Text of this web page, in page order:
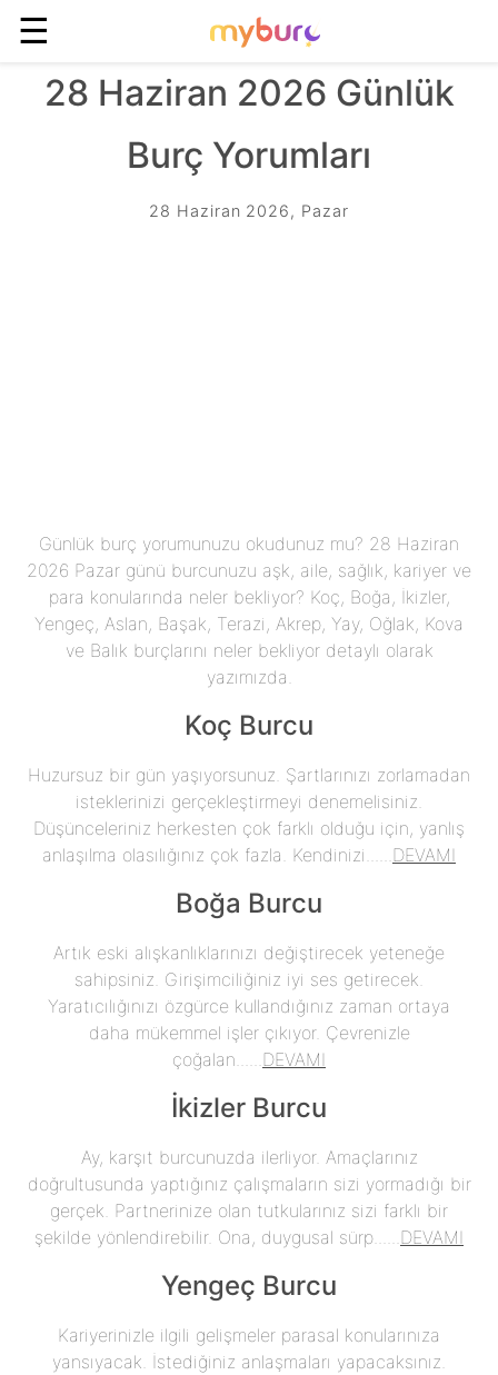
☰
28 Haziran 2026 Günlük
Burç Yorumları
28 Haziran 2026, Pazar
Günlük burç yorumunuzu okudunuz mu? 28 Haziran
2026 Pazar günü burcunuzu aşk, aile, sağlık, kariyer ve
para konularında neler bekliyor? Koç, Boğa, İkizler,
Yengeç, Aslan, Başak, Terazi, Akrep, Yay, Oğlak, Kova
ve Balık burçlarını neler bekliyor detaylı olarak
yazımızda.
Koç Burcu
Huzursuz bir gün yaşıyorsunuz. Şartlarınızı zorlamadan
isteklerinizi gerçekleştirmeyi denemelisiniz.
Düşünceleriniz herkesten çok farklı olduğu için, yanlış
anlaşılma olasılığınız çok fazla. Kendinizi...... DEVAMI
Boğa Burcu
Artık eski alışkanlıklarınızı değiştirecek yeteneğe
sahipsiniz. Girişimciliğiniz iyi ses getirecek.
Yaratıcılığınızı özgürce kullandığınız zaman ortaya
daha mükemmel işler çıkıyor. Çevrenizle
çoğalan...... DEVAMI
İkizler Burcu
Ay, karşıt burcunuzda ilerliyor. Amaçlarınız
doğrultusunda yaptığınız çalışmaların sizi yormadığı bir
gerçek. Partnerinize olan tutkularınız sizi farklı bir
şekilde yönlendirebilir. Ona, duygusal sürp...... DEVAMI
Yengeç Burcu
Kariyerinizle ilgili gelişmeler parasal konularınıza
yansıyacak. İstediğiniz anlaşmaları yapacaksınız.